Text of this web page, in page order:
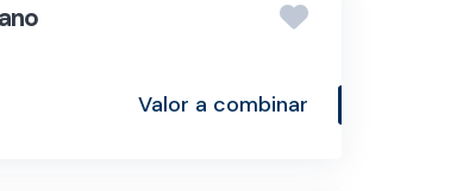
Valor a combinar